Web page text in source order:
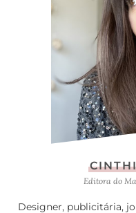
Editora do
Designer, publicitária,